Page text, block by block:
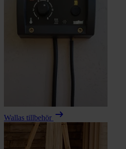
Wallas tillbehör arrow_right_alt